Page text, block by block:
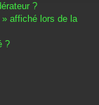
?
affiché lors de la
?